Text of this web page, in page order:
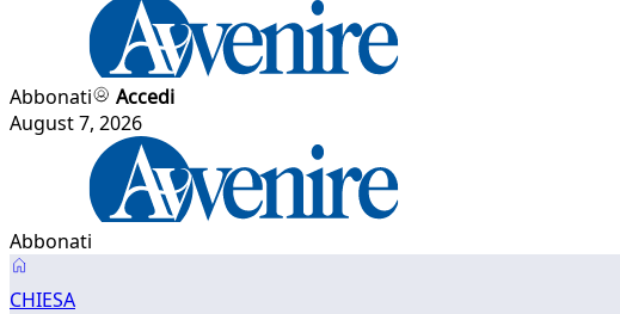
Abbonati
Accedi
August 7, 2026
Abbonati
CHIESA